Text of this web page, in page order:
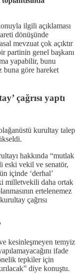
ilgili açıklaması
dönüşünde
mevzuat çok açıktır
partinin genel başkanı
yapabilir, bunu
buna göre hareket
çağrısı yaptı
kurultay talep
hakkında “mutlak
eski vekil ve senatör,
içinde ‘derhal’
milletvekili daha ortak
ertelenemez
çağrısı
kesinleşmeyen temyiz
ifade
tepkiler için
diye konuştu.